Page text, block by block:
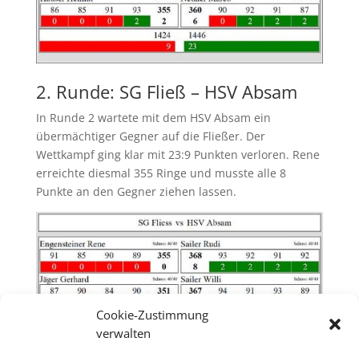
Cookie-Zustimmung
verwalten
2. Runde: SG Fließ – HSV Absam
In Runde 2 wartete mit dem HSV Absam ein
übermächtiger Gegner auf die Fließer. Der
Wettkampf ging klar mit 23:9 Punkten verloren. Rene
erreichte diesmal 355 Ringe und musste alle 8
Punkte an den Gegner ziehen lassen.